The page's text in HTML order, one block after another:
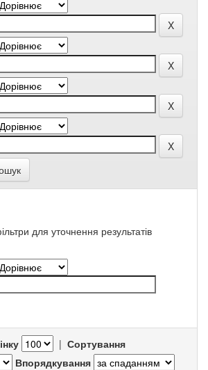
для уточнення результатів
| Сортування
Впорядкування